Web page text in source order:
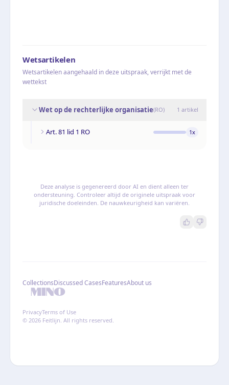
Wetsartikelen
Wetsartikelen aangehaald in deze uitspraak, verrijkt met de
wettekst
Wet op de rechterlijke organisatie(RO) 1 artikel
Art. 81 lid 1 RO 1x
Deze analyse is gegenereerd door AI en dient alleen ter
ondersteuning. Controleer altijd de originele uitspraak voor
juridische doeleinden. De nauwkeurigheid kan variëren.
CollectionsDiscussed CasesFeaturesAbout us
PrivacyTerms of Use
© 2026 Feitlijn. All rights reserved.